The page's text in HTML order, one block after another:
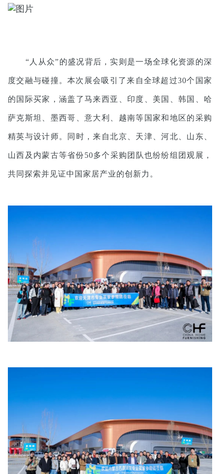
“人从众”的盛况背后，实则是一场全球化资源的深
度交融与碰撞。本次展会吸引了来自全球超过30个国家
的国际买家，涵盖了马来西亚、印度、美国、韩国、哈
萨克斯坦、墨西哥、意大利、越南等国家和地区的采购
精英与设计师。同时，来自北京、天津、河北、山东、
山西及内蒙古等省份50多个采购团队也纷纷组团观展，
共同探索并见证中国家居产业的创新力。